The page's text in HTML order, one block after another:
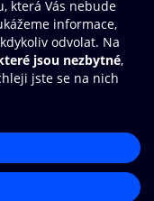
Knihovna
své e-knihy a